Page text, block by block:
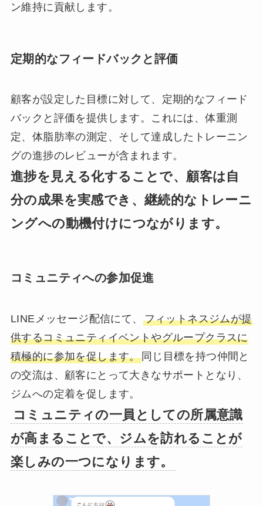
ン維持に貢献します。
定期的なフィードバックと評価
顧客が設定した目標に対して、定期的なフィード
バックと評価を提供します。これには、体重測
定、体脂肪率の測定、そして達成したトレーニン
グの進捗のレビューが含まれます。
進捗を見える化することで、顧客は自
分の成果を実感でき、継続的なトレーニ
ングへの動機付けにつながります。
コミュニティへの参加促進
LINEメッセージ配信にて、 フィットネスジムが提
供するコミュニティイベントやグループクラスに
積極的に参加を促します。同じ目標を持つ仲間と
の交流は、顧客にとって大きなサポートとなり、
ジムへの定着を促します。
コミュニティの一員としての所属意識
が高まることで、ジムを訪れることが
楽しみの一つになります。